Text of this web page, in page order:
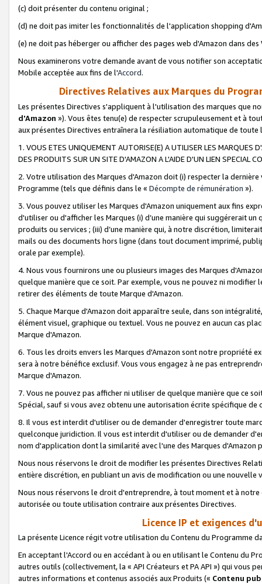
(c) doit présenter du contenu original ;
(d) ne doit pas imiter les fonctionnalités de l'application shopping
(e) ne doit pas héberger ou afficher des pages web d'Amazon dans
Nous examinerons votre demande avant de vous notifier son
Mobile acceptée aux fins de l'Accord.
Directives Relatives aux Marques du
Les présentes Directives s'appliquent à l'utilisation des marques que
d'Amazon »). Vous êtes tenu(e) de respecter scrupuleusement et à
aux présentes Directives entraînera la résiliation automatique de
1. VOUS ETES UNIQUEMENT AUTORISE(E) A UTILISER LES MARQUES
DES PRODUITS SUR UN SITE D'AMAZON A L'AIDE D'UN LIEN SPECIAL
2. Votre utilisation des Marques d'Amazon doit (i) respecter la
Programme (tels que définis dans le « Décompte de rémunération »).
3. Vous pouvez utiliser les Marques d'Amazon uniquement aux fins
d'utiliser ou d'afficher les Marques (i) d’une manière qui suggérerait
produits ou services ; (iii) d’une manière qui, à notre discrétion,
mails ou des documents hors ligne (dans tout document imprimé,
orale par exemple).
4. Nous vous fournirons une ou plusieurs images des Marques
quelque manière que ce soit. Par exemple, vous ne pouvez ni
retirer des éléments de toute Marque d'Amazon.
5. Chaque Marque d'Amazon doit apparaître seule, dans son
élément visuel, graphique ou textuel. Vous ne pouvez en aucun cas
Marque d'Amazon.
6. Tous les droits envers les Marques d'Amazon sont notre propriété
sera à notre bénéfice exclusif. Vous vous engagez à ne pas
Marque d'Amazon.
7. Vous ne pouvez pas afficher ni utiliser de quelque manière que ce
Spécial, sauf si vous avez obtenu une autorisation écrite spécifique de
8. Il vous est interdit d'utiliser ou de demander d'enregistrer toute
quelconque juridiction. Il vous est interdit d'utiliser ou de demander
nom d'application dont la similarité avec l'une des Marques
Nous nous réservons le droit de modifier les présentes Directives
entière discrétion, en publiant un avis de modification ou une nouvelle
Nous nous réservons le droit d'entreprendre, à tout moment et à
autorisée ou toute utilisation contraire aux présentes Directives.
Licence IP et exigences
La présente Licence régit votre utilisation du Contenu du Programme
En acceptant l'Accord ou en accédant à ou en utilisant le Contenu du
autres outils (collectivement, la « API Créateurs et PA API ») qui vous
autres informations et contenus associés aux Produits (« Contenu